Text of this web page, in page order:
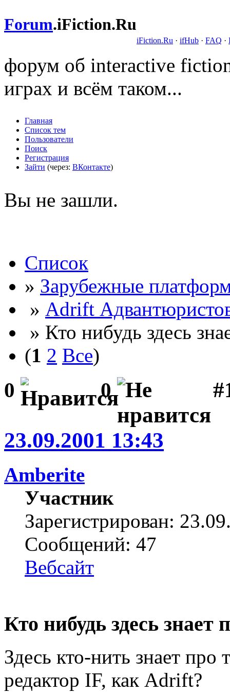
Forum.iFiction.Ru
iFiction.Ru · ifHub · FAQ ·
форум об interactive
играх и всём таком...
Главная
Список тем
Пользователи
Поиск
Регистрация
Зайти (через: ВКонтакте)
Вы не зашли.
Список
» Зарубежные
» Adrift
» Кто нибудь здесь
(1 2 Все)
0 0
23.09.2001 13:43
Amberite
Участник
Зарегистрирован:
Сообщений: 47
Вебсайт
Кто нибудь здесь
Здесь кто-нить знает
редактор IF, как Adrift?